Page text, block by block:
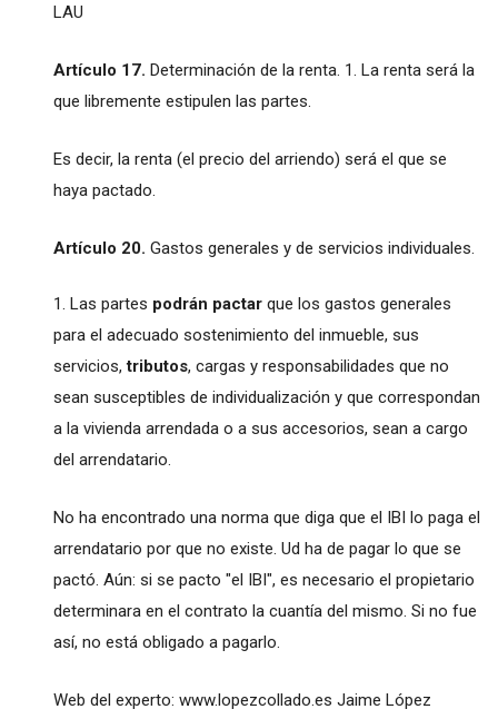
LAU
Artículo 17. Determinación de la renta. 1. La renta será la
que libremente estipulen las partes.
Es decir, la renta (el precio del arriendo) será el que se
haya pactado.
Artículo 20. Gastos generales y de servicios individuales.
1. Las partes podrán pactarque los gastos generales
para el adecuado sostenimiento del inmueble, sus
servicios, tributos, cargas y responsabilidades que no
sean susceptibles de individualización y que correspondan
a la vivienda arrendada o a sus accesorios, sean a cargo
del arrendatario.
No ha encontrado una norma que diga que el IBI lo paga el
arrendatario por que no existe. Ud ha de pagar lo que se
pactó. Aún: si se pacto "el IBI", es necesario el propietario
determinara en el contrato la cuantía del mismo. Si no fue
así, no está obligado a pagarlo.
Web del experto: www.lopezcollado.es Jaime López